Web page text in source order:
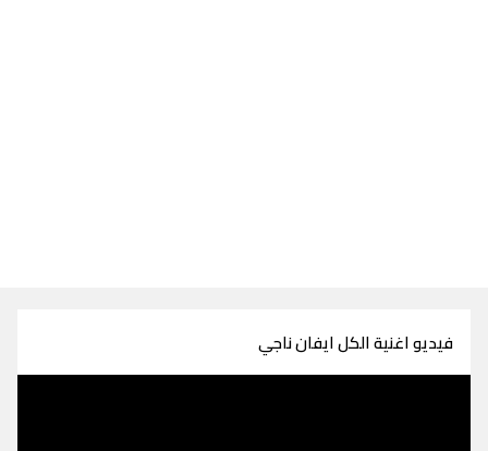
فيديو اغنية الكل ايفان ناجي